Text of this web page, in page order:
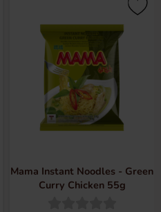
Mama Instant Noodles - Green
Curry Chicken 55g